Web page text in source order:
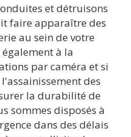
et détruisons
faire apparaître des
au sein de votre
à la
par caméra et si
des
la durabilité de
sommes disposés à
dans des délais